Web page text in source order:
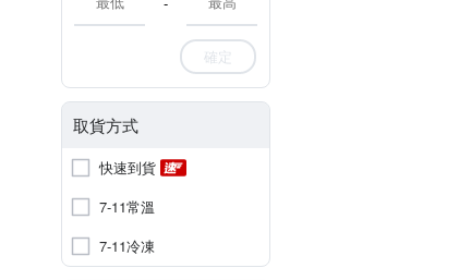
確定
取貨方式
快速到貨
7-11常溫
7-11冷凍